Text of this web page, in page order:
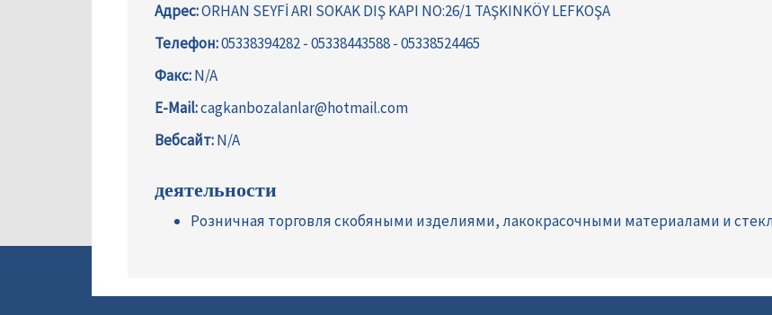
Адрес:ORHAN SEYFİ ARI SOKAK DIŞ KAPI NO:26/1 TAŞKINKÖY LEFKOŞA
Телефон:05338394282 - 05338443588 - 05338524465
Факс:N/A
E-Mail:cagkanbozalanlar@hotmail.com
Вебсайт:N/A
деятельности
Розничная торговля скобяными изделиями, лакокрасочными материалами и